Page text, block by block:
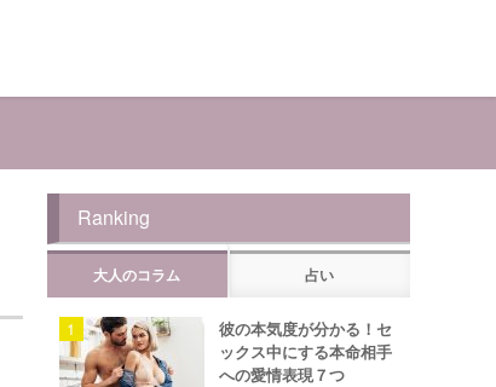
Ranking
大人のコラム 占い
彼の本気度が分かる！セ
ックス中にする本命相手
への愛情表現７つ